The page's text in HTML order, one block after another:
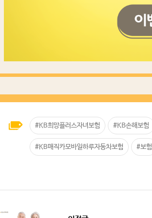
#KB희망플러스자녀보험 #KB손해보험
#KB매직카모바일하루자동차보험 #보험